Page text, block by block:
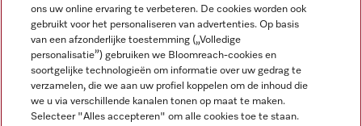
Disclaimer
Algemene voorwaarden en informatie
ons uw online ervaring te verbeteren. De cookies worden ook
gebruikt voor het personaliseren van advertenties. Op basis
van een afzonderlijke toestemming („Volledige
personalisatie”) gebruiken we Bloomreach-cookies en
soortgelijke technologieën om informatie over uw gedrag te
verzamelen, die we aan uw profiel koppelen om de inhoud die
we u via verschillende kanalen tonen op maat te maken.
Selecteer "Alles accepteren" om alle cookies toe te staan.